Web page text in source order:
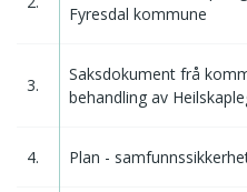
Fyresdal kommune
3.
Saksdokument frå
behandling av
4. Plan -